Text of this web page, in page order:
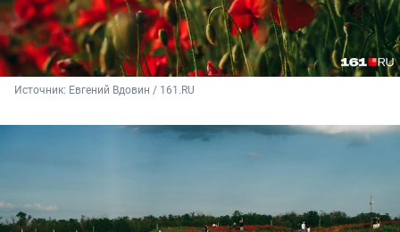
Источник: Евгений Вдовин / 161.RU